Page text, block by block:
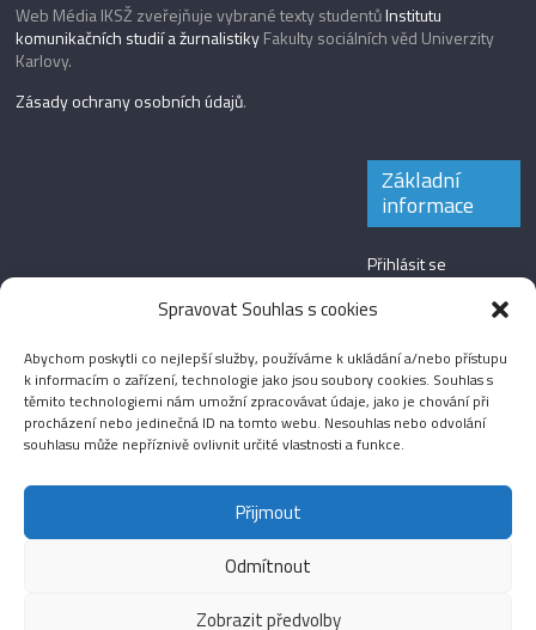
Spravovat Souhlas s cookies
Abychom poskytli co nejlepší služby, používáme k ukládání a/nebo přístupu
k informacím o zařízení, technologie jako jsou soubory cookies. Souhlas s
těmito technologiemi nám umožní zpracovávat údaje, jako je chování při
procházení nebo jedinečná ID na tomto webu. Nesouhlas nebo odvolání
souhlasu může nepříznivě ovlivnit určité vlastnosti a funkce.
Přijmout
Odmítnout
Zobrazit předvolby
Web Média IKSŽ zveřejňuje vybrané texty studentůInstitutu
komunikačních studií a žurnalistikyFakulty sociálních věd Univerzity
Karlovy.
Zásady ochrany osobních údajů.
Základní
informace
Přihlásit se
Zdroj kanálů
Kanál komentářů
Česká lokalizace
Fotografie Audio
Copyright © 2026Média IKSŽ. All rights reserved.